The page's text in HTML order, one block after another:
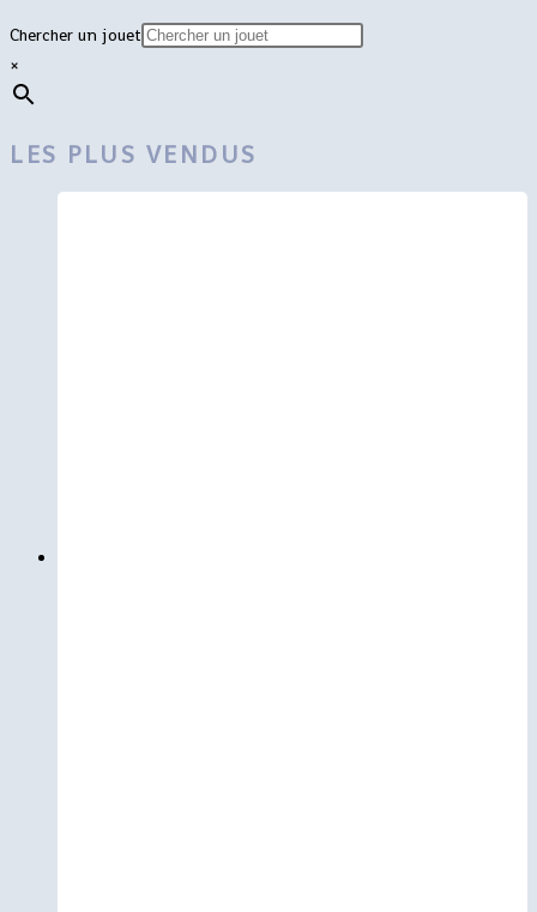
Chercher un jouet
×
LES PLUS VENDUS